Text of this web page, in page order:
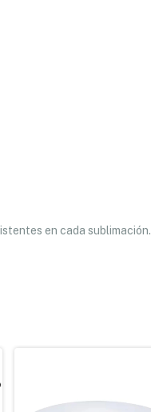
en cada sublimación.